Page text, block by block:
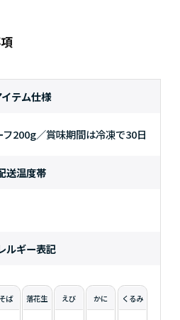
イテム仕様
200g／賞味期間は冷凍で30日
送温度帯
ルギー表記
そば 落花生 えび かに くるみ